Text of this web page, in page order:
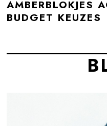
AMBERBLOKJES
BUDGET KEUZES